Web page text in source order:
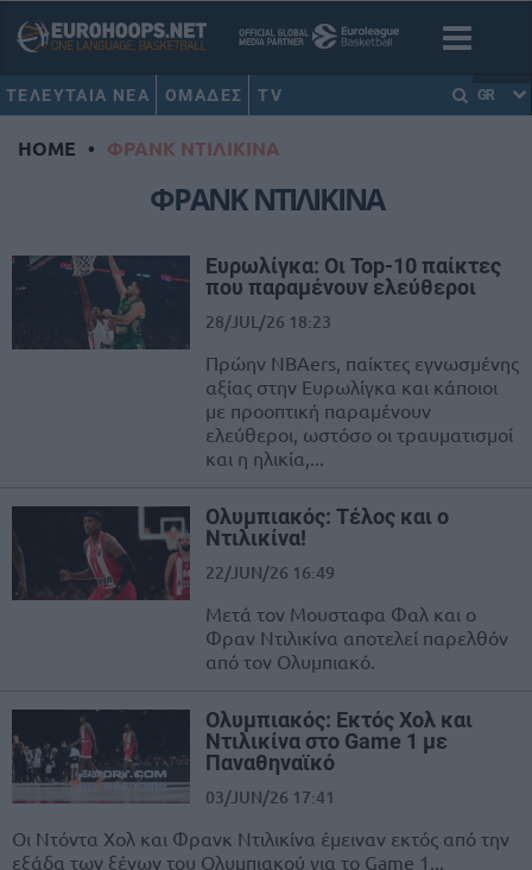
ΤΕΛΕΥΤΑΙΑ ΝΕΑ ΟΜΑΔΕΣ TV GR
HOME • ΦΡΑΝΚ ΝΤΙΛΙΚΙΝΑ
ΦΡΑΝΚ ΝΤΙΛΙΚΙΝΑ
Ευρωλίγκα: Οι Top-10 παίκτες
που παραμένουν ελεύθεροι
28/JUL/26 18:23
Πρώην NBAers, παίκτες εγνωσμένης
αξίας στην Ευρωλίγκα και κάποιοι
με προοπτική παραμένουν
ελεύθεροι, ωστόσο οι τραυματισμοί
και η ηλικία,...
Ολυμπιακός: Τέλος και ο
Ντιλικίνα!
22/JUN/26 16:49
Μετά τον Μουσταφα Φαλ και ο
Φραν Ντιλικίνα αποτελεί παρελθόν
από τον Ολυμπιακό.
Ολυμπιακός: Εκτός Χολ και
Ντιλικίνα στο Game 1 με
Παναθηναϊκό
03/JUN/26 17:41
Οι Ντόντα Χολ και Φρανκ Ντιλικίνα έμειναν εκτός από την
εξάδα των ξένων του Ολυμπιακού για το Game 1...